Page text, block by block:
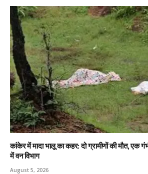
कांकेर में मादा भालू का कहर: दो ग्रामीणों की मौत, एक
में वन विभाग
August 5, 2026